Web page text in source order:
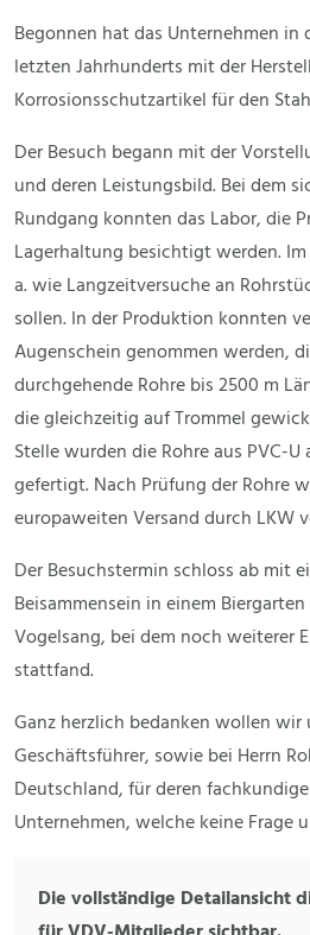
Begonnen hat das Unternehmen in
letzten Jahrhunderts mit der
Korrosionsschutzartikel für den
Der Besuch begann mit der
und deren Leistungsbild. Bei dem
Rundgang konnten das Labor, die
Lagerhaltung besichtigt werden.
a. wie Langzeitversuche an
sollen. In der Produktion konnten
Augenschein genommen werden,
durchgehende Rohre bis 2500 m
die gleichzeitig auf Trommel
Stelle wurden die Rohre aus PVC-
gefertigt. Nach Prüfung der Rohre
europaweiten Versand durch LKW
Der Besuchstermin schloss ab mit
Beisammensein in einem
Vogelsang, bei dem noch weiterer
stattfand.
Ganz herzlich bedanken wollen wir
Geschäftsführer, sowie bei Herrn
Deutschland, für deren
Unternehmen, welche keine Frage
Die vollständige Detailansicht